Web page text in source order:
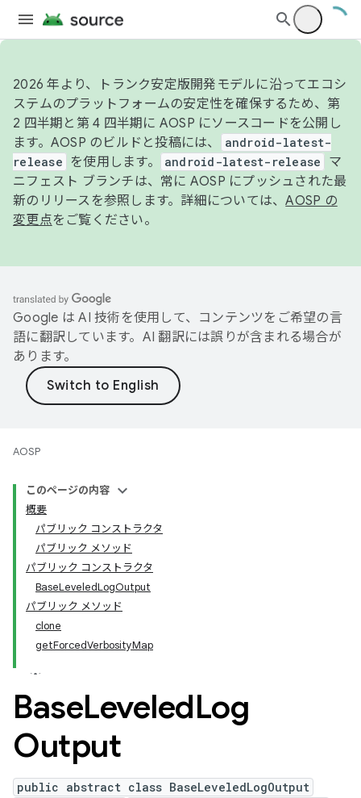
2026 年より、トランク安定版開発モデルに沿ってエコシ
ステムのプラットフォームの安定性を確保するため、第
2 四半期と第 4 四半期に AOSP にソースコードを公開し
ます。AOSP のビルドと投稿には、
android-latest-
release
を使用します。 android-latest-release
マ
ニフェスト ブランチは、常に AOSP にプッシュされた最
新のリリースを参照します。詳細については、AOSP の
変更点をご覧ください。
Google は AI 技術を使用して、コンテンツをご希望の言
語に翻訳しています。AI 翻訳には誤りが含まれる場合が
あります。
AOSP
このページの内容
概要
パブリック コンストラクタ
パブリック メソッド
パブリック コンストラクタ
BaseLeveledLogOutput
パブリック メソッド
clone
getForcedVerbosityMap
BaseLeveledLog
Output
public abstract class BaseLeveledLogOutput